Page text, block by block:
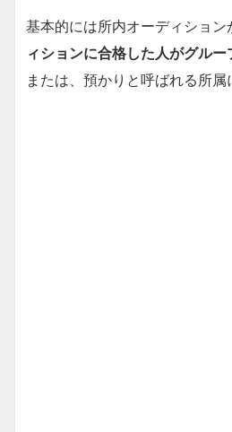
基本的には所内オーディション
ィションに合格した人がグル
または、預かりと呼ばれる所属